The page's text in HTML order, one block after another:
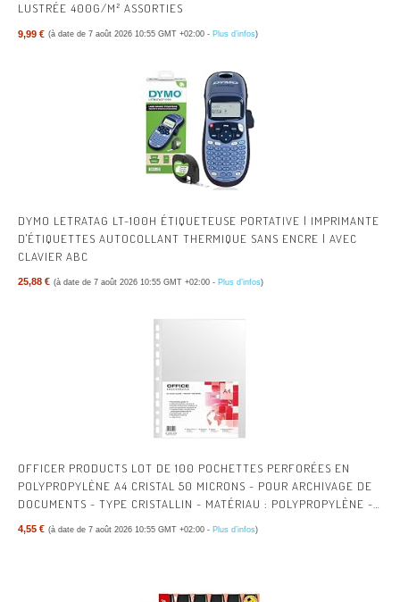
LUSTRÉE 400G/M² ASSORTIES
9,99 € (à date de 7 août 2026 10:55 GMT +02:00 - Plus d’infos)
DYMO LETRATAG LT-100H ÉTIQUETEUSE PORTATIVE | IMPRIMANTE
D'ÉTIQUETTES AUTOCOLLANT THERMIQUE SANS ENCRE | AVEC
CLAVIER ABC
25,88 € (à date de 7 août 2026 10:55 GMT +02:00 - Plus d’infos)
OFFICER PRODUCTS LOT DE 100 POCHETTES PERFORÉES EN
POLYPROPYLÈNE A4 CRISTAL 50 MICRONS - POUR ARCHIVAGE DE
DOCUMENTS - TYPE CRISTALLIN - MATÉRIAU : POLYPROPYLÈNE -
4,55 € (à date de 7 août 2026 10:55 GMT +02:00 - Plus d’infos)